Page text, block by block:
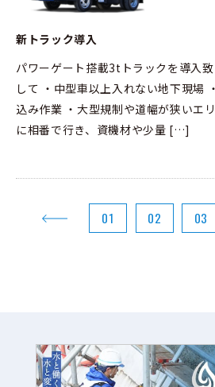
新トラック導入
パワーゲート搭載3tトラックを導入
して ・中型車以上入れない地下現場
込み作業 ・大型規制や道幅が狭いエ
に相番で行き、資機材や少量 […]
01 02 03